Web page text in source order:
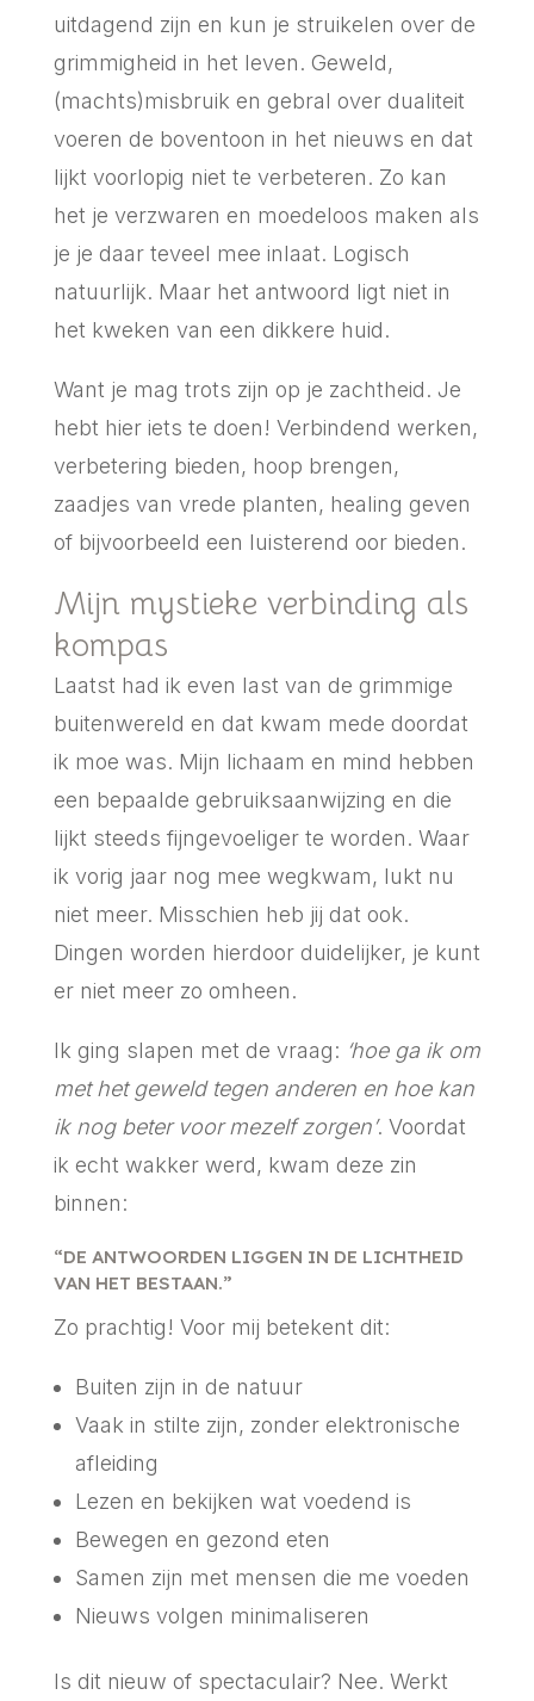
uitdagend zijn en kun je struikelen over de
grimmigheid in het leven. Geweld,
(machts)misbruik en gebral over dualiteit
voeren de boventoon in het nieuws en dat
lijkt voorlopig niet te verbeteren. Zo kan
het je verzwaren en moedeloos maken als
je je daar teveel mee inlaat. Logisch
natuurlijk. Maar het antwoord ligt niet in
het kweken van een dikkere huid.
Want je mag trots zijn op je zachtheid. Je
hebt hier iets te doen! Verbindend werken,
verbetering bieden, hoop brengen,
zaadjes van vrede planten, healing geven
of bijvoorbeeld een luisterend oor bieden.
Mijn mystieke verbinding als
kompas
Laatst had ik even last van de grimmige
buitenwereld en dat kwam mede doordat
ik moe was. Mijn lichaam en mind hebben
een bepaalde gebruiksaanwijzing en die
lijkt steeds fijngevoeliger te worden. Waar
ik vorig jaar nog mee wegkwam, lukt nu
niet meer. Misschien heb jij dat ook.
Dingen worden hierdoor duidelijker, je kunt
er niet meer zo omheen.
Ik ging slapen met de vraag: ‘hoe ga ik om
met het geweld tegen anderen en hoe kan
ik nog beter voor mezelf zorgen’. Voordat
ik echt wakker werd, kwam deze zin
binnen:
“DE ANTWOORDEN LIGGEN IN DE LICHTHEID
VAN HET BESTAAN.”
Zo prachtig! Voor mij betekent dit:
Buiten zijn in de natuur
Vaak in stilte zijn, zonder elektronische
afleiding
Lezen en bekijken wat voedend is
Bewegen en gezond eten
Samen zijn met mensen die me voeden
Nieuws volgen minimaliseren
Is dit nieuw of spectaculair? Nee. Werkt